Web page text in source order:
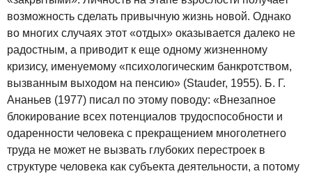
возможность сделать привычную жизнь новой. Однако
во многих случаях этот «отдых» оказывается далеко не
радостным, а приводит к еще одному жизненному
кризису, именуемому «психологическим банкротством,
вызванным выходом на пенсию» (Stauder, 1955). Б. Г.
Ананьев (1977) писал по этому поводу: «Внезапное
блокирование всех потенциалов трудоспособности и
одаренности человека с прекращением многолетнего
труда не может не вызвать глубоких перестроек в
структуре человека как субъекта деятельности, а потому